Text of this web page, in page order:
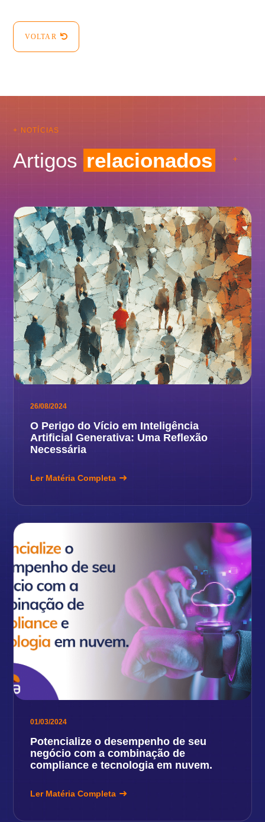
VOLTAR
+ NOTÍCIAS
Artigos relacionados
26/08/2024
O Perigo do Vício em Inteligência
Artificial Generativa: Uma Reflexão
Necessária
Ler Matéria Completa
01/03/2024
Potencialize o desempenho de seu
negócio com a combinação de
compliance e tecnologia em nuvem.
Ler Matéria Completa